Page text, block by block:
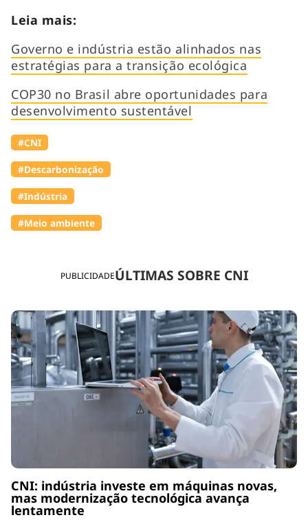
PUBLICIDADEÚLTIMAS SOBRE CNI
CNI: indústria investe em máquinas novas,
mas modernização tecnológica avança
lentamente
Leia mais:
Governo e indústria estão alinhados nas
estratégias para a transição ecológica
COP30 no Brasil abre oportunidades para
desenvolvimento sustentável
#CNI
#Descarbonização
#Indústria
#Meio ambiente